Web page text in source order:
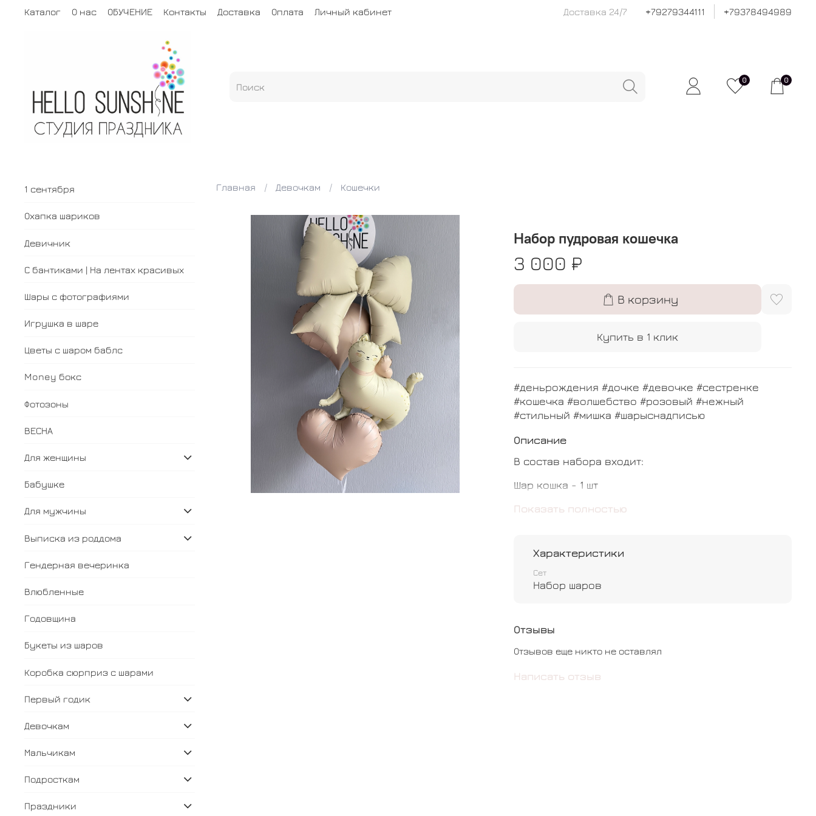
Каталог О нас ОБУЧЕНИЕ Контакты Доставка Оплата Личный кабинет Доставка 24/7 +79279344111 +79378494989
0 0
Главная Девочкам Кошечки
Набор пудровая кошечка
3 000 ₽
В корзину
Купить в 1 клик
#деньрождения #дочке #девочке #сестренке
#кошечка #волшебство #розовый #нежный
#стильный #мишка #шарыснадписью
Описание
В состав набора входит:
Шар кошка - 1 шт
Шар бантик - 1 шт
Показать полностью
Характеристики
Сет
Набор шаров
Отзывы
Отзывов еще никто не оставлял
Написать отзыв
1 сентября
Охапка шариков
Девичник
С бантиками | На лентах красивых
Шары с фотографиями
Игрушка в шаре
Цветы с шаром баблс
Money бокс
Фотозоны
ВЕСНА
Для женщины
Бабушке
Для мужчины
Выписка из роддома
Гендерная вечеринка
Влюбленные
Годовщина
Букеты из шаров
Коробка сюрприз с шарами
Первый годик
Девочкам
Мальчикам
Подросткам
Праздники